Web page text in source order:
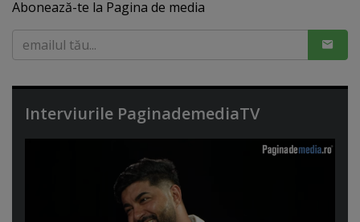
Abonează-te la Pagina de media
Interviurile PaginademediaTV